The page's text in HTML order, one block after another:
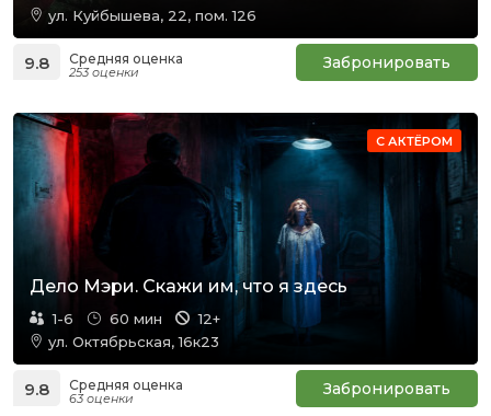
ул. Куйбышева, 22, пом. 126
9.8 Средняя оценка
253 оценки Забронировать
С АКТЁРОМ
Дело Мэри. Скажи им, что я здесь
1-6 60 мин
12+
ул. Октябрьская, 16к23
9.8 Средняя оценка
63 оценки Забронировать